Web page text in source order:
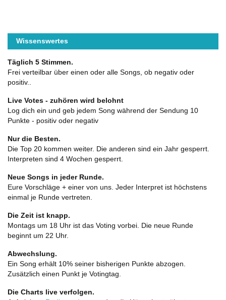
Wissenswertes
Täglich 5 Stimmen.
Frei verteilbar über einen oder alle Songs, ob negativ oder
positiv..
Live Votes - zuhören wird belohnt
Log dich ein und geb jedem Song während der Sendung 10
Punkte - positiv oder negativ
Nur die Besten.
Die Top 20 kommen weiter. Die anderen sind ein Jahr gesperrt.
Interpreten sind 4 Wochen gesperrt.
Neue Songs in jeder Runde.
Eure Vorschläge + einer von uns. Jeder Interpret ist höchstens
einmal je Runde vertreten.
Die Zeit ist knapp.
Montags um 18 Uhr ist das Voting vorbei. Die neue Runde
beginnt um 22 Uhr.
Abwechslung.
Ein Song erhält 10% seiner bisherigen Punkte abzogen.
Zusätzlich einen Punkt je Votingtag.
Die Charts live verfolgen.